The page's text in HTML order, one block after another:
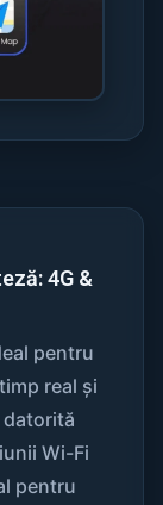
4G &
pentru
real și
datorită
Wi-Fi
pentru